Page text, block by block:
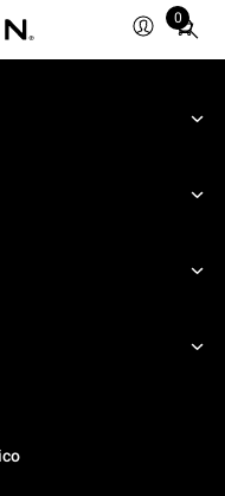
0
Total
items
cart: